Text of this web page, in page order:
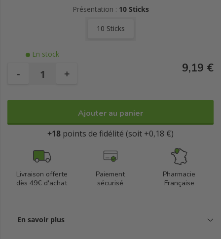
Sureau Noir, les fibres d'Acacia et la queue de Cerise qui
d'élimination urinaires. De plus, l'extrait de Canneberge titré
méthode analytique BL-DMAC.
Convient aux végétariens.
Présentation : 10 Sticks
10 Sticks
En stock
- + 9,19 €
Ajouter au panier
+18 points de fidélité (soit +0,18 €)
Livraison offerte
dès 49€ d'achat
Paiement
sécurisé
Pharmacie
Française
En savoir plus